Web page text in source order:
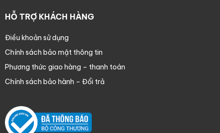
HỖ TRỢ KHÁCH HÀNG
Điều khoản sử dụng
Chính sách bảo mật thông tin
Phương thức giao hàng – thanh toán
Chính sách bảo hành – Đổi trả